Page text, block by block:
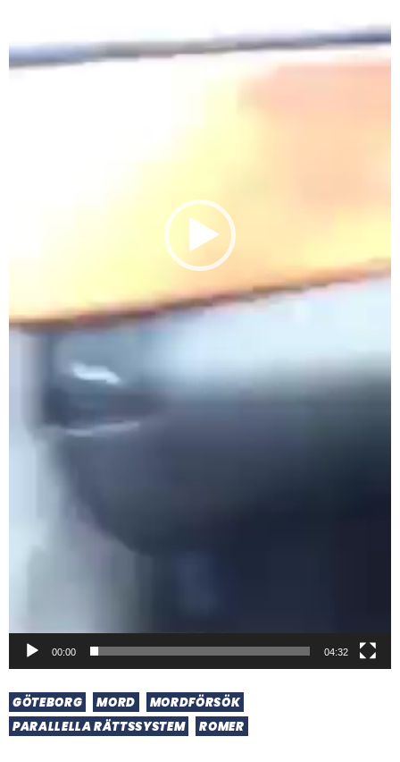
00:00 04:32
GÖTEBORG MORD
MORDFÖRSÖK
PARALLELLA RÄTTSSYSTEM
ROMER